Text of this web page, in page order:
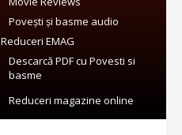
Povești și basme audio
Reduceri EMAG
Descarcă PDF cu Povesti si
basme
Reduceri magazine online